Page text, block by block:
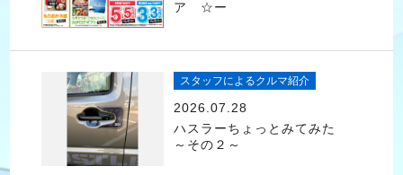
ア ☆ー
スタッフによるクルマ紹介
2026.07.28
ハスラーちょっとみてみた
～その２～